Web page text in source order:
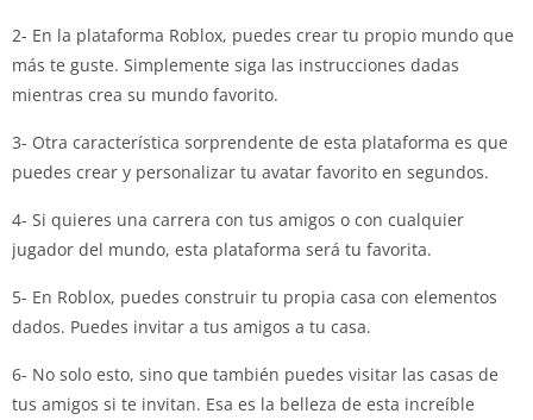
2- En la plataforma Roblox, puedes crear tu propio mundo que
más te guste. Simplemente siga las instrucciones dadas
mientras crea su mundo favorito.
3- Otra característica sorprendente de esta plataforma es que
puedes crear y personalizar tu avatar favorito en segundos.
4- Si quieres una carrera con tus amigos o con cualquier
jugador del mundo, esta plataforma será tu favorita.
5- En Roblox, puedes construir tu propia casa con elementos
dados. Puedes invitar a tus amigos a tu casa.
6- No solo esto, sino que también puedes visitar las casas de
tus amigos si te invitan. Esa es la belleza de esta increíble